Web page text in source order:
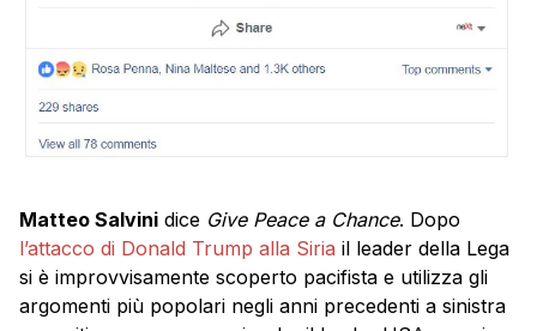
Matteo Salvini dice Give Peace a Chance. Dopo
l’attacco di Donald Trump alla Siria il leader della Lega
si è improvvisamente scoperto pacifista e utilizza gli
argomenti più popolari negli anni precedenti a sinistra